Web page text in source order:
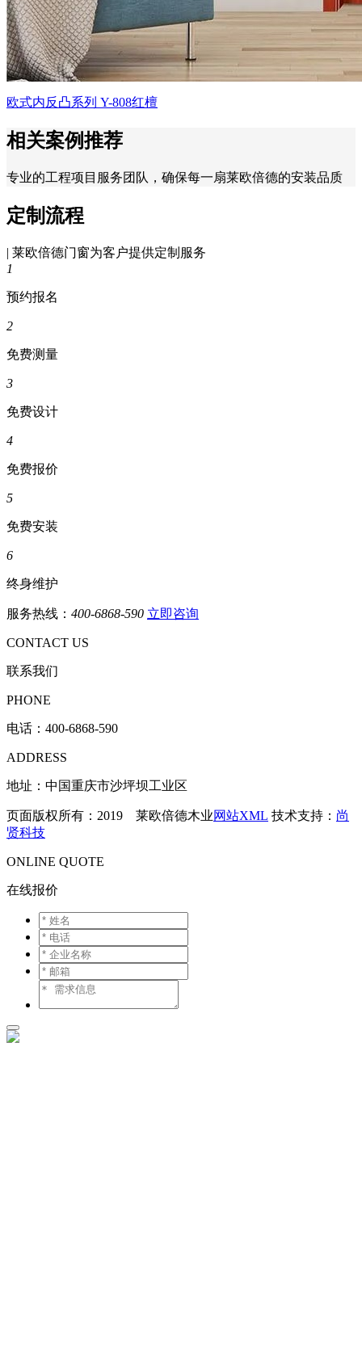
欧式内反凸系列 Y-808红檀
相关案例推荐
专业的工程项目服务团队，确保每一扇莱欧倍德的安装品质
定制流程
| 莱欧倍德门窗为客户提供定制服务
1
预约报名
2
免费测量
3
免费设计
4
免费报价
5
免费安装
6
终身维护
服务热线： 400-6868-590 立即咨询
CONTACT US
联系我们
PHONE
电话： 400-6868-590
ADDRESS
地址：中国重庆市沙坪坝工业区
页面版权所有：2019 莱欧倍德木业网站XML 技术支持： 尚
贤科技
ONLINE QUOTE
在线报价